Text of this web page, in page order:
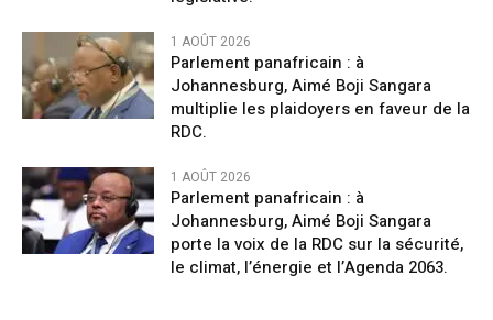
1 AOÛT 2026
Parlement panafricain : à
Johannesburg, Aimé Boji Sangara
multiplie les plaidoyers en faveur de la
RDC.
1 AOÛT 2026
Parlement panafricain : à
Johannesburg, Aimé Boji Sangara
porte la voix de la RDC sur la sécurité,
le climat, l’énergie et l’Agenda 2063.